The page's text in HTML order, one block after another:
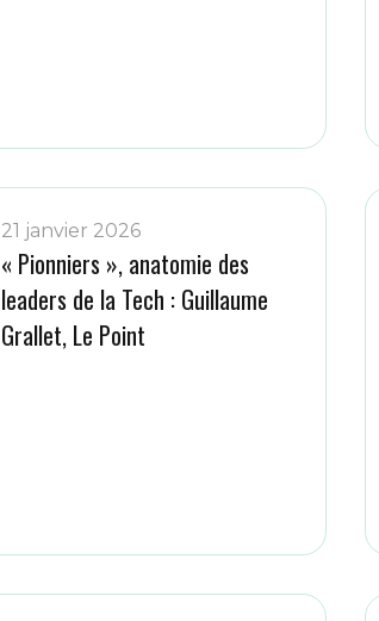
21 janvier 2026
« Pionniers », anatomie des
leaders de la Tech : Guillaume
Grallet, Le Point